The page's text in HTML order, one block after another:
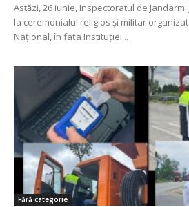
Astăzi, 26 iunie, Inspectoratul de
la ceremonialul religios și militar
Național, în fața Instituției...
Fără categorie